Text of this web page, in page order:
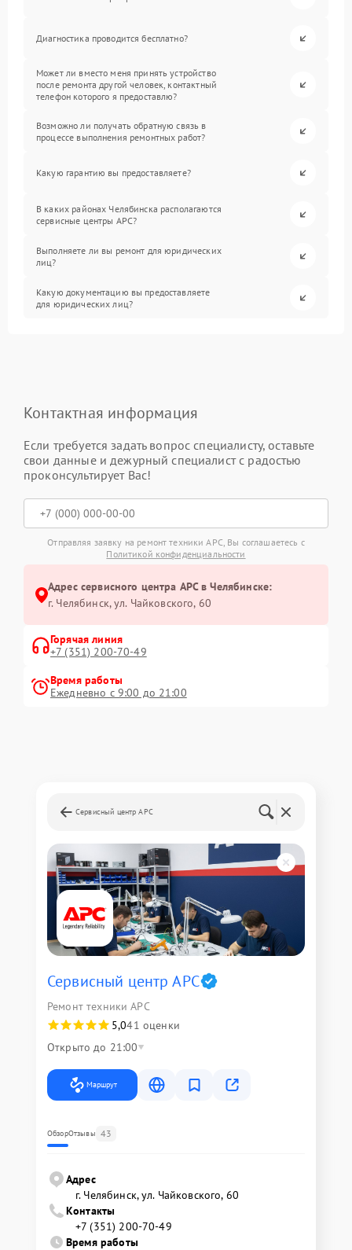
Диагностика проводится бесплатно?
Может ли вместо меня принять устройство
после ремонта другой человек, контактный
телефон которого я предоставлю?
Возможно ли получать обратную связь в
процессе выполнения ремонтных работ?
Какую гарантию вы предоставляете?
В каких районах Челябинска располагаются
сервисные центры APC?
Выполняете ли вы ремонт для юридических
лиц?
Какую документацию вы предоставляете
для юридических лиц?
Контактная информация
Если требуется задать вопрос специалисту, оставьте
свои данные и дежурный специалист с радостью
проконсультирует Вас!
Отправляя заявку на ремонт техники APC, Вы соглашаетесь с
Политикой конфиденциальности
Адрес сервисного центра APC в Челябинске:
г. Челябинск, ул. Чайковского, 60
Горячая линия
+7 (351) 200-70-49
Время работы
Ежедневно с 9:00 до 21:00
Сервисный центр APC
Сервисный центр APC
Ремонт техники APC
5,041 оценки
Открыто до 21:00
Маршрут
ОбзорОтзывы 43
Адрес
г. Челябинск, ул. Чайковского, 60
Контакты
+7 (351) 200-70-49
Время работы